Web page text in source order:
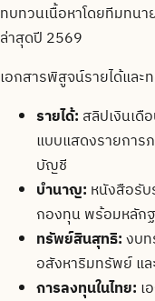
ทบทวนเนื้อหาโดยทีมทน
ล่าสุดปี 2569
เอกสารพิสูจน์รายได้แล
รายได้: สลิปเงินเ
แบบแสดงรายการ
บัญชี
บำนาญ: หนังสือรั
กองทุน พร้อมหลัก
ทรัพย์สินสุทธิ:งบ
อสังหาริมทรัพย์ แ
การลงทุนในไทย: เ